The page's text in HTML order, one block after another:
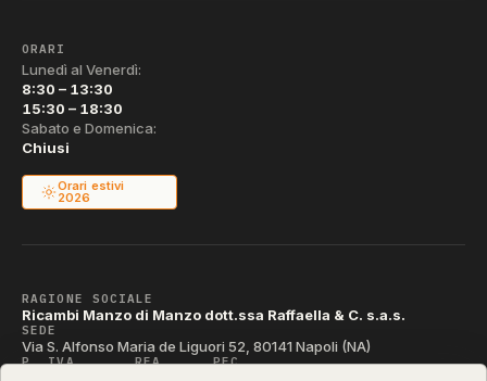
ORARI
Lunedì al Venerdì:
8:30 – 13:30
15:30 – 18:30
Sabato e Domenica:
Chiusi
Orari estivi
2026
RAGIONE SOCIALE
Ricambi Manzo di Manzo dott.ssa Raffaella & C. s.a.s.
SEDE
Via S. Alfonso Maria de Liguori 52, 80141 Napoli (NA)
P. IVA REA PEC